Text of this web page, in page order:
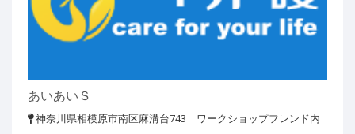
あいあいＳ
神奈川県相模原市南区麻溝台743 ワークショップフレンド内